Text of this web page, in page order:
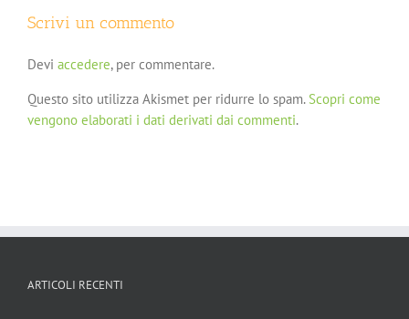
Scrivi un commento
Devi accedere, per commentare.
Questo sito utilizza Akismet per ridurre lo spam. Scopri come
vengono elaborati i dati derivati dai commenti.
ARTICOLI RECENTI